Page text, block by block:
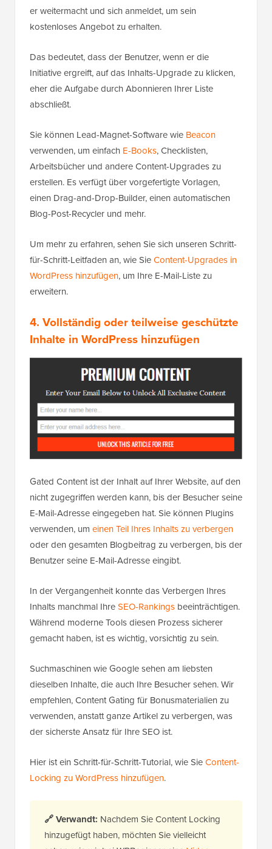
er weitermacht und sich anmeldet, um sein
kostenloses Angebot zu erhalten.
Das bedeutet, dass der Benutzer, wenn er die
Initiative ergreift, auf das Inhalts-Upgrade zu klicken,
eher die Aufgabe durch Abonnieren Ihrer Liste
abschließt.
Sie können Lead-Magnet-Software wie Beacon
verwenden, um einfach E-Books, Checklisten,
Arbeitsbücher und andere Content-Upgrades zu
erstellen. Es verfügt über vorgefertigte Vorlagen,
einen Drag-and-Drop-Builder, einen automatischen
Blog-Post-Recycler und mehr.
Um mehr zu erfahren, sehen Sie sich unseren Schritt-
für-Schritt-Leitfaden an, wie SieContent-Upgrades in
WordPress hinzufügen, um Ihre E-Mail-Liste zu
erweitern.
4. Vollständig oder teilweise geschützte
Inhalte in WordPress hinzufügen
Gated Content ist der Inhalt auf Ihrer Website, auf den
nicht zugegriffen werden kann, bis der Besucher seine
E-Mail-Adresse eingegeben hat. Sie können Plugins
verwenden, um einen Teil Ihres Inhalts zu verbergen
oder den gesamten Blogbeitrag zu verbergen, bis der
Benutzer seine E-Mail-Adresse eingibt.
In der Vergangenheit konnte das Verbergen Ihres
Inhalts manchmal IhreSEO-Rankings beeinträchtigen.
Während moderne Tools diesen Prozess sicherer
gemacht haben, ist es wichtig, vorsichtig zu sein.
Suchmaschinen wie Google sehen am liebsten
dieselben Inhalte, die auch Ihre Besucher sehen. Wir
empfehlen, Content Gating für Bonusmaterialien zu
verwenden, anstatt ganze Artikel zu verbergen, was
der sicherste Ansatz für Ihre SEO ist.
Hier ist ein Schritt-für-Schritt-Tutorial, wie SieContent-
Locking zu WordPress hinzufügen.
🔗Verwandt: Nachdem Sie Content Locking
hinzugefügt haben, möchten Sie vielleicht